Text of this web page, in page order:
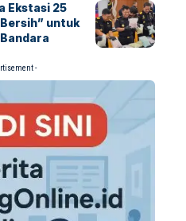
Ekstasi 25
untuk
-